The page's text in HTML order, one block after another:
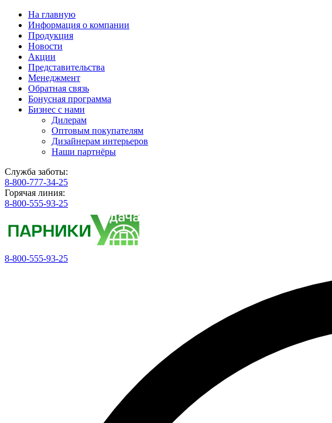
На главную
Информация о компании
Продукция
Новости
Акции
Представительства
Менеджмент
Обратная связь
Бонусная программа
Бизнес с нами
Дилерам
Оптовым покупателям
Дизайнерам интерьеров
Наши партнёры
Служба заботы:
8-800-777-34-25
Горячая линия:
8-800-555-93-25
8-800-555-93-25